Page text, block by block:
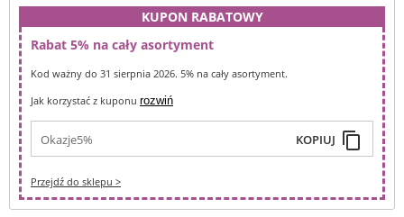
KUPON RABATOWY
Rabat 5% na cały asortyment
Kod ważny do 31 sierpnia 2026. 5% na cały asortyment.
Jak korzystać z kuponu rozwiń
Okazje5% KOPIUJ content_copy
Przejdź do sklepu >